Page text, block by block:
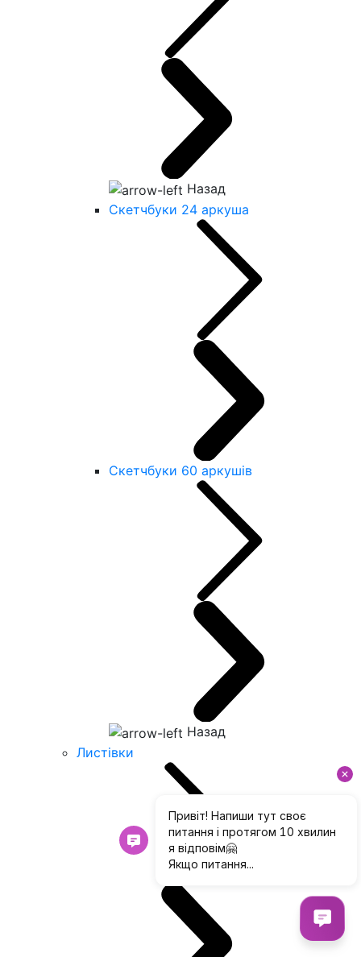
Назад
Скетчбуки 24 аркуша
Скетчбуки 60 аркушів
Назад
Листівки